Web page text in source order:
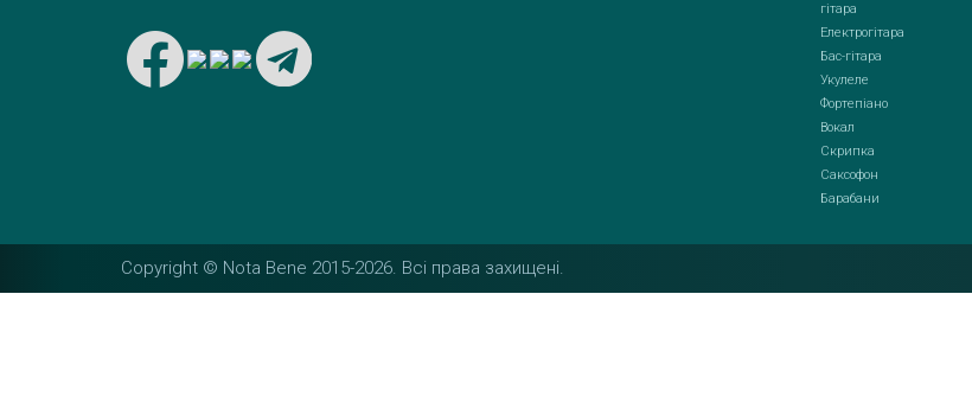
гітара
Електрогітара
Бас-гітара
Укулеле
Фортепіано
Вокал
Скрипка
Саксофон
Барабани
Copyright © Nota Bene 2015-2026. Вcі права захищені.